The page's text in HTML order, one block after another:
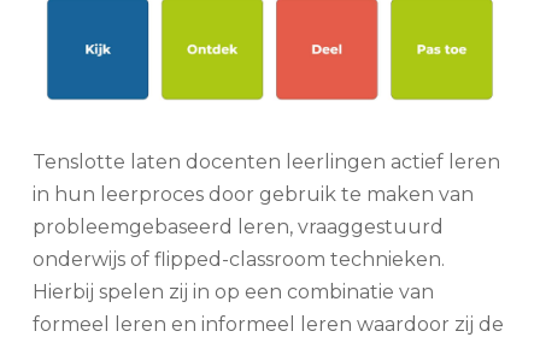
Tenslotte laten docenten leerlingen actief leren
in hun leerproces door gebruik te maken van
probleemgebaseerd leren, vraaggestuurd
onderwijs of flipped-classroom technieken.
Hierbij spelen zij in op een combinatie van
formeel leren en informeel leren waardoor zij de